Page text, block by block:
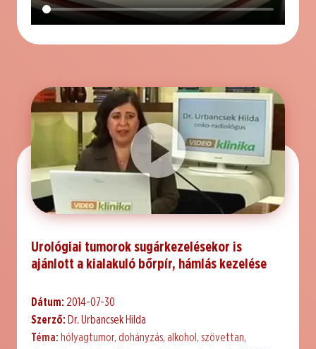
Urológiai tumorok sugárkezelésekor is
ajánlott a kialakuló bőrpír, hámlás kezelése
Dátum: 2014-07-30
Szerző: Dr. Urbancsek Hilda
Téma: hólyagtumor, dohányzás, alkohol, szövettan,